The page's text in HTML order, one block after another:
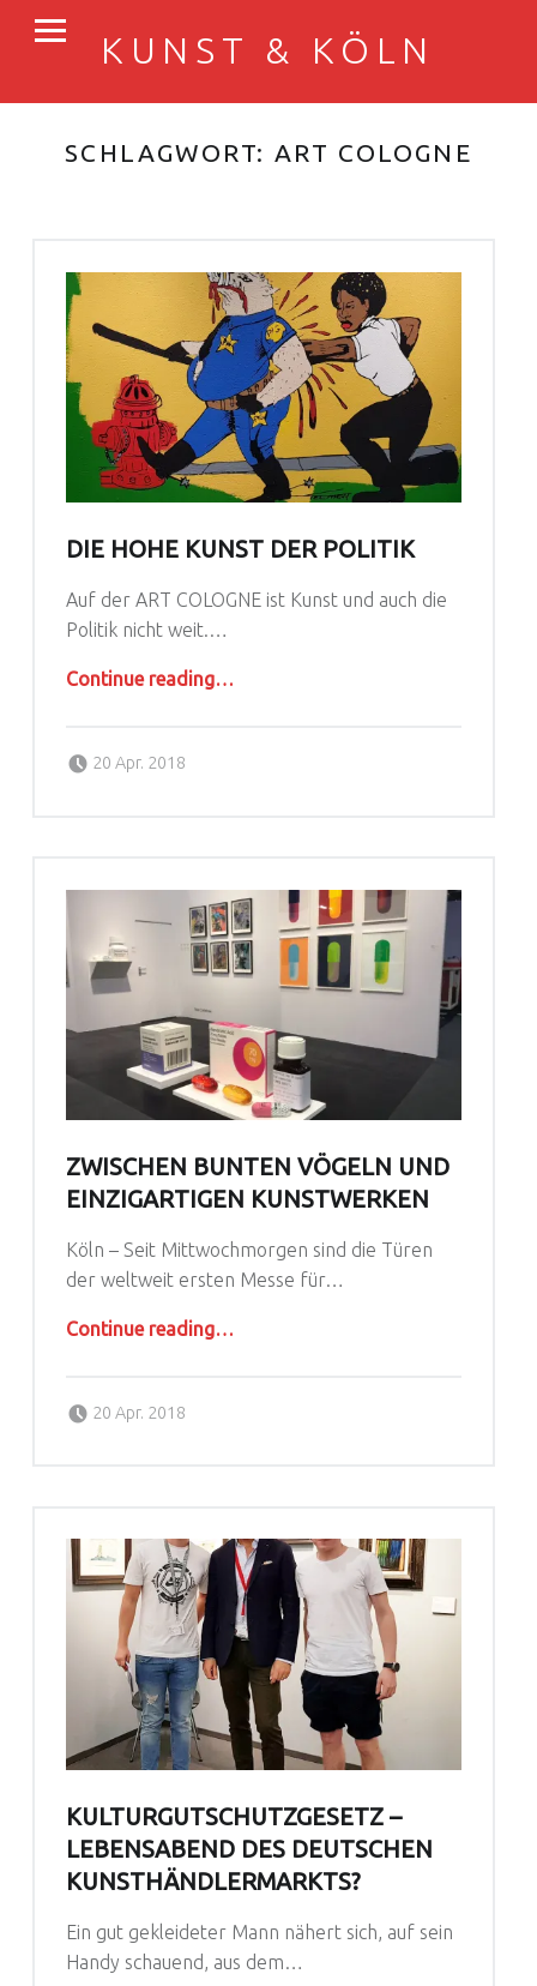
KUNST & KÖLN
SCHLAGWORT: ART COLOGNE
DIE HOHE KUNST DER POLITIK
Auf der ART COLOGNE ist Kunst und auch die
Politik nicht weit.…
Continue reading…
20 Apr. 2018
ZWISCHEN BUNTEN VÖGELN UND
EINZIGARTIGEN KUNSTWERKEN
Köln – Seit Mittwochmorgen sind die Türen
der weltweit ersten Messe für…
Continue reading“Zwischen bunten Vögeln und einzigartigen Kunstwerken”
…
20 Apr. 2018
KULTURGUTSCHUTZGESETZ –
LEBENSABEND DES DEUTSCHEN
KUNSTHÄNDLERMARKTS?
Ein gut gekleideter Mann nähert sich, auf sein
Handy schauend, aus dem…